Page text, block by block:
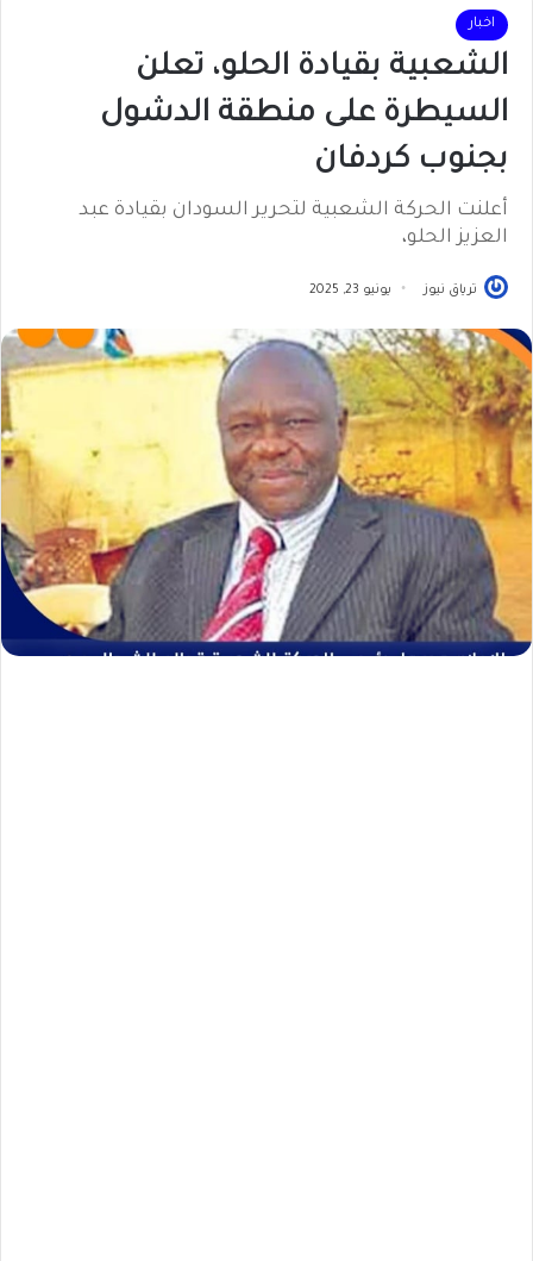
اخبار
الشعبية بقيادة الحلو، تعلن
السيطرة على منطقة الدشول
بجنوب كردفان
أعلنت الحركة الشعبية لتحرير السودان بقيادة عبد
العزيز الحلو،
ترياق نيوز يونيو 23, 2025